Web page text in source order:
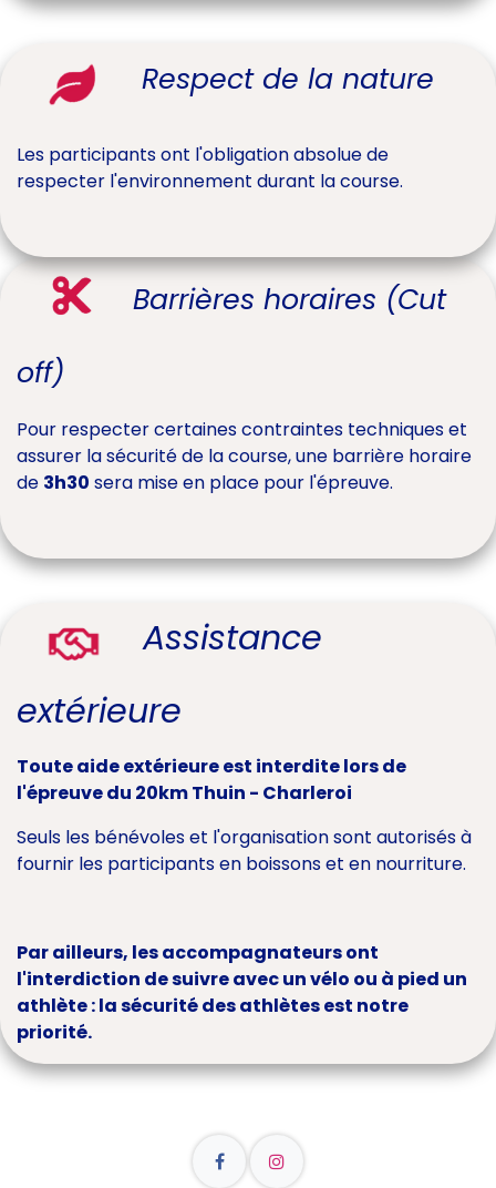
Respect de la nature
Les participants ont l'obligation absolue de
respecter l'environnement durant la course.
Barrières horaires (Cut
off)
Pour respecter certaines contraintes techniques et
assurer la sécurité de la course, une barrière horaire
de 3h30 sera mise en place pour l'épreuve.
Assistance
extérieure
Toute aide extérieure est interdite lors de
l'épreuve du 20km Thuin - Charleroi
Seuls les bénévoles et l'organisation sont autorisés à
fournir les participants en boissons et en nourriture.
Par ailleurs, les accompagnateurs ont
l'interdiction de suivre avec un vélo ou à pied un
athlète : la sécurité des athlètes est notre
priorité.